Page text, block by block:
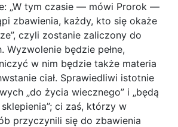
„W tym czasie — mówi Prorok —
zbawienia, każdy, kto się okaże
czyli zostanie zaliczony do
Wyzwolenie będzie pełne,
w nim będzie także materia
ciał. Sprawiedliwi istotnie
„do życia wiecznego” i „będą
ci zaś, którzy w
przyczynili się do zbawienia